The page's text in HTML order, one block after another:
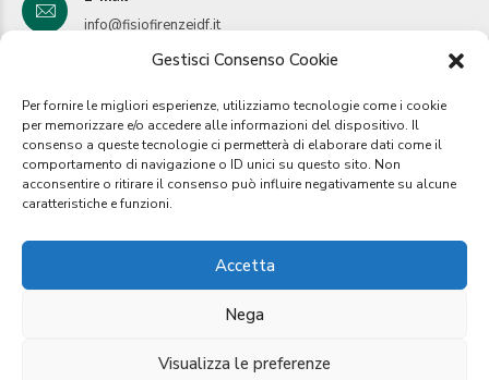
Gestisci Consenso Cookie
Per fornire le migliori esperienze, utilizziamo tecnologie come i cookie
per memorizzare e/o accedere alle informazioni del dispositivo. Il
consenso a queste tecnologie ci permetterà di elaborare dati come il
comportamento di navigazione o ID unici su questo sito. Non
acconsentire o ritirare il consenso può influire negativamente su alcune
caratteristiche e funzioni.
Accetta
Nega
Visualizza le preferenze
info@fisiofirenzeidf.it
Instagram
Istituto IDF
stituto IDF2019. Tutti i diretti riservati.
Servizi
Tempi di consegna referti
Polizza assicurativa